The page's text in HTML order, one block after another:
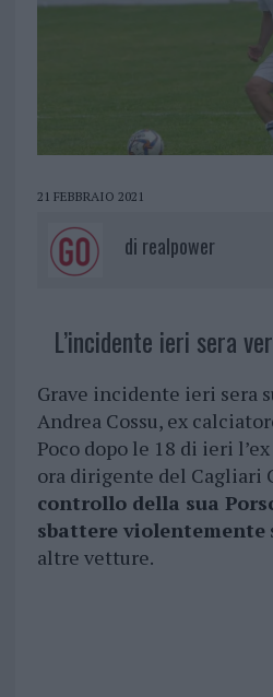
21 FEBBRAIO 2021
di realpower
L’incidente ieri sera
Grave incidente ieri sera
Andrea Cossu, ex
Poco dopo le 18 di ieri
ora dirigente del Cagliari
controllo della sua
sbattere violentemente
altre vetture.